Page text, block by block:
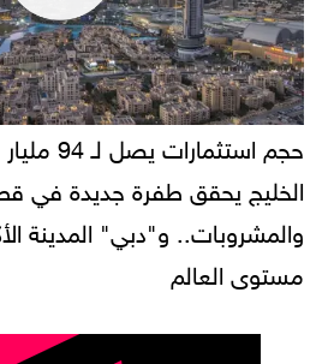
الخليج يحقق طفرة جديدة في
والمشروبات.. و"دبي" المدينة
مستوى العالم